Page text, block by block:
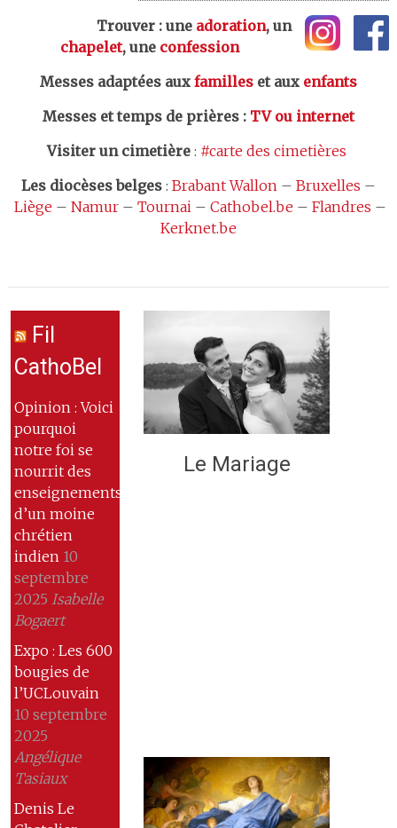
Trouver : une adoration, un
chapelet, une confession
Messes adaptées aux familleset aux enfants
Messes et temps de prières: TV ou internet
Visiter un cimetière: #carte des cimetières
Les diocèses belges: Brabant Wallon– Bruxelles –
Liège – Namur– Tournai– Cathobel.be – Flandres –
Kerknet.be
Fil
CathoBel
Opinion : Voici
pourquoi
notre foi se
nourrit des
enseignements
d’un moine
chrétien
indien 10
septembre
2025 Isabelle
Bogaert
Expo : Les 600
bougies de
l’UCLouvain
10 septembre
2025
Angélique
Tasiaux
Denis Le
Le Mariage